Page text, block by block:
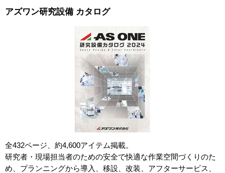
アズワン研究設備 カタログ
全432ページ、約4,600アイテム掲載。
研究者・現場担当者のための安全で快適な作業空間づくりのた
め、プランニングから導入、移設、改装、アフターサービス、